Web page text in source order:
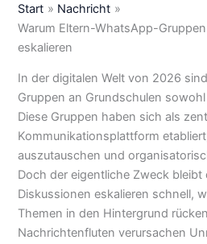
Start
Nachricht
Warum Eltern-WhatsApp-
eskalieren
In der digitalen Welt von 2026
Gruppen an Grundschulen
Diese Gruppen haben sich als
Kommunikationsplattform
auszutauschen und
Doch der eigentliche Zweck bleibt
Diskussionen eskalieren schnell,
Themen in den Hintergrund
Nachrichtenfluten verursachen